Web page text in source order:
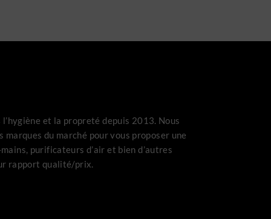
et la propreté depuis 2013. Nous
du marché pour vous proposer une
purificateurs d’air et bien d’autres
rapport qualité/prix.